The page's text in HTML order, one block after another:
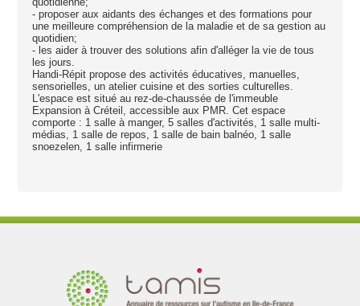
- proposer aux aidants des échanges et des formations pour
une meilleure compréhension de la maladie et de sa gestion au
quotidien;
- les aider à trouver des solutions afin d'alléger la vie de tous
les jours.
Handi-Répit propose des activités éducatives, manuelles,
sensorielles, un atelier cuisine et des sorties culturelles.
L'espace est situé au rez-de-chaussée de l'immeuble
Expansion à Créteil, accessible aux PMR. Cet espace
comporte : 1 salle à manger, 5 salles d'activités, 1 salle multi-
médias, 1 salle de repos, 1 salle de bain balnéo, 1 salle
snoezelen, 1 salle infirmerie